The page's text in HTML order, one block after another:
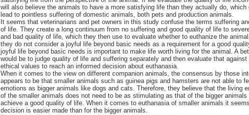
will also believe the animals to have a more satisfying life than they actually do, which
lead to pointless suffering of domestic animals, both pets and production animals.
It seems that veterinarians and pet owners in this study confuse the terms suffering
of life. They create a long continuum from no suffering and good quality of life to
and bad quality of life, which they then use to evaluate whether to euthanize the
they do not consider a joyful life beyond basic needs as a requirement for a good
joyful life beyond basic needs is important to make life worth living for the animal. A
would be to judge quality of life and suffering separately and then evaluate that against
ethical values to reach an informed decision about euthanasia.
When it comes to the view on different companion animals, the consensus by those
appears to be that smaller animals such as guinea pigs and hamsters are not able to
emotions as bigger animals like dogs and cats. Therefore, they believe that the living
of the smaller animals does not need to be as stimulating as that of the bigger animals
achieve a good quality of life. When it comes to euthanasia of smaller animals it
decision is easier made than for the bigger animals.